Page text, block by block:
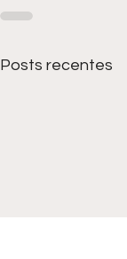
Posts recentes